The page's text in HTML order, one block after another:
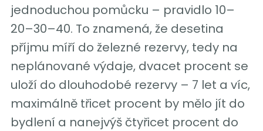
jednoduchou pomůcku – pravidlo 10–
20–30–40. To znamená, že desetina
příjmu míří do železné rezervy, tedy na
neplánované výdaje, dvacet procent se
uloží do dlouhodobé rezervy – 7 let a víc,
maximálně třicet procent by mělo jít do
bydlení a nanejvýš čtyřicet procent do